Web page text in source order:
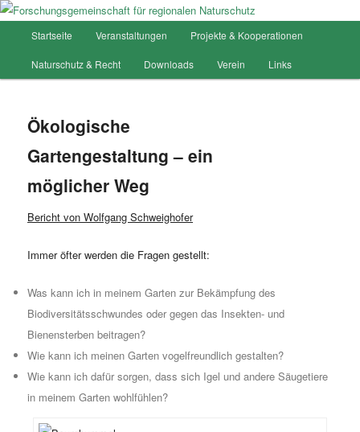
Forschungsgemeinschaft für
Hauptmenü
Zum
Inhalt
Startseite Veranstaltungen Projekte & Kooperationen
Naturschutz & Recht Downloads Verein Links
Ökologische
Gartengestaltung – ein
möglicher Weg
Bericht von Wolfgang Schweighofer
Immer öfter werden die Fragen gestellt:
Was kann ich in meinem Garten zur Bekämpfung des
Biodiversitätsschwundes oder gegen das Insekten- und
Bienensterben beitragen?
Wie kann ich meinen Garten vogelfreundlich gestalten?
Wie kann ich dafür sorgen, dass sich Igel und andere Säugetiere
in meinem Garten wohlfühlen?